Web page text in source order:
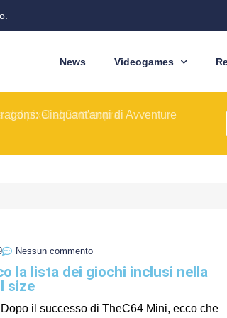
News Videogames
del modello originale
le sale giochi nel 1989
Cinquant'anni di Avventure
dal pixel al Sottosopra
BioWare
nostre tasche
del modello originale
le sale giochi nel 1989
Nessun commento
la lista dei giochi inclusi nella
size
Dopo il successo di TheC64 Mini, ecco che